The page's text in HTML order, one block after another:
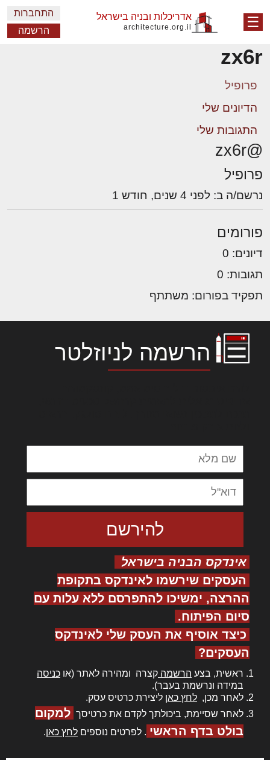
☰ אדריכלות ובניה בישראל
architecture.org.il
התחברות
הרשמה
zx6r
פרופיל
הדיונים שלי
התגובות שלי
@zx6r
פרופיל
נרשם/ה ב: לפני 4 שנים, חודש 1
פורומים
דיונים: 0
תגובות: 0
תפקיד בפורום: משתתף
הרשמה לניוזלטר
אינדקס הבניה בישראל
העסקים שירשמו לאינדקס בתקופת
ההרצה, ימשיכו להתפרסם ללא עלות עם
סיום הפיתוח.
כיצד אוסיף את העסק שלי לאינדקס
העסקים?
ראשית, בצע הרשמה קצרה ומהירה לאתר (או כניסה
במידה ונרשמת בעבר).
לאחר מכן, לחץ כאן ליצירת כרטיס עסק.
לאחר שסיימת, ביכולתך לקדם את כרטיסך למקום
בולט בדף הראשי . לפרטים נוספים לחץ כאן.